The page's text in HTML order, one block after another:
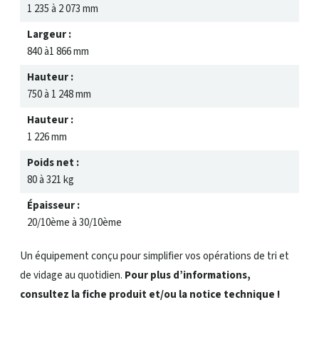
1 235 à 2 073 mm
Largeur :
840 à1 866 mm
Hauteur :
750 à 1 248 mm
Hauteur :
1 226 mm
Poids net :
80 à 321 kg
Épaisseur :
20/10ème à 30/10ème
Un équipement conçu pour simplifier vos opérations de tri et
de vidage au quotidien. Pour plus d’informations,
consultez la fiche produit et/ou la notice technique !